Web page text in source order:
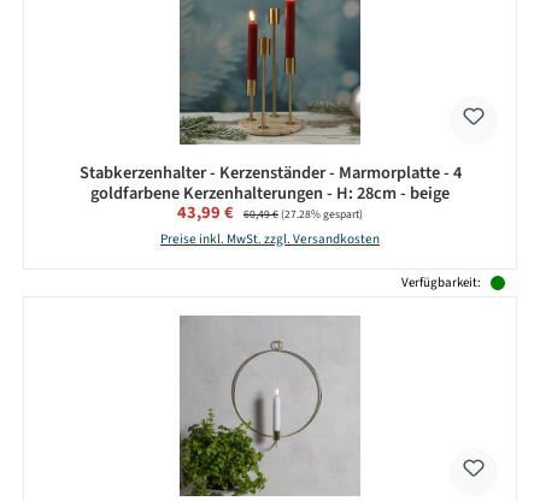
Stabkerzenhalter - Kerzenständer - Marmorplatte - 4
goldfarbene Kerzenhalterungen - H: 28cm - beige
Verkaufspreis:
43,99 € Regulärer Preis:
60,49 €(27.28% gespart)
Preise inkl. MwSt. zzgl. Versandkosten
Verfügbarkeit: